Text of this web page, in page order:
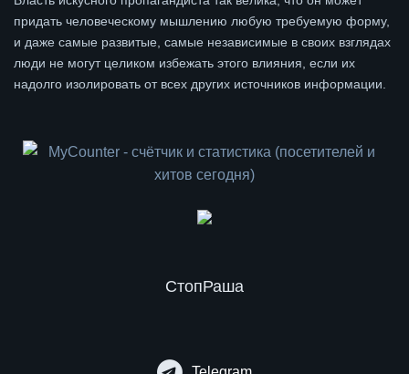
придать человеческому мышлению любую требуемую форму,
и даже самые развитые, самые независимые в своих взглядах
люди не могут целиком избежать этого влияния, если их
надолго изолировать от всех других источников информации.
СтопРаша